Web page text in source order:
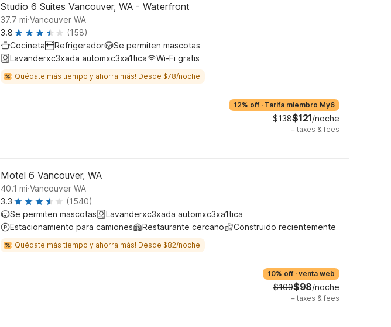
Studio 6 Suites Vancouver, WA - Waterfront
37.7 mi.Vancouver WA
3.8
(158)
Cocineta
Refrigerador
Se permiten mascotas
Lavanderxc3xada automxc3xa1tica
Wi-Fi gratis
Quédate más tiempo y ahorra más! Desde $78/noche
12% off · Tarifa miembro My6
$138$121/noche
+ taxes & fees
Motel 6 Vancouver, WA
40.1 mi.Vancouver WA
3.3
(1540)
Se permiten mascotas
Lavanderxc3xada automxc3xa1tica
Estacionamiento para camiones
Restaurante cercano Construido recientemente
Quédate más tiempo y ahorra más! Desde $82/noche
10% off · venta web
$109$98/noche
+ taxes & fees